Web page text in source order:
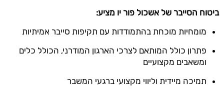
ביטוח הסייבר של אשכול פור יו מציע:
מומחיות מוכחת בהתמודדות עם תקיפות סייבר אמיתיות
פתרון כולל המותאם לצרכי הארגון המודרני, הכולל כלים
ומשאבים מקצועיים
תמיכה מיידית וליווי מקצועי ברגעי המשבר